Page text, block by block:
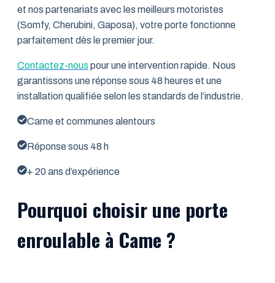
et nos partenariats avec les meilleurs motoristes
(Somfy, Cherubini, Gaposa), votre porte fonctionne
parfaitement dès le premier jour.
Contactez-nous pour une intervention rapide. Nous
garantissons une réponse sous 48 heures et une
installation qualifiée selon les standards de l’industrie.
Came et communes alentours
Réponse sous 48 h
+ 20 ans d’expérience
Pourquoi choisir une porte
enroulable à Came ?